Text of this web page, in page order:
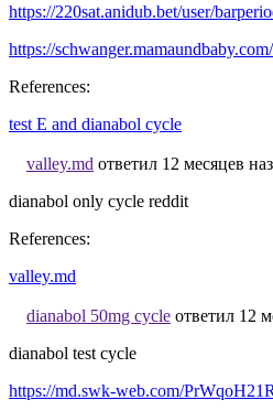
https://220sat.anidub.bet/user/
https://
References:
test E and dianabol cycle
valley.md ответил 12 месяцев
dianabol only cycle reddit
References:
valley.md
dianabol 50mg cycle ответил 12
dianabol test cycle
https://md.swk-web.com/